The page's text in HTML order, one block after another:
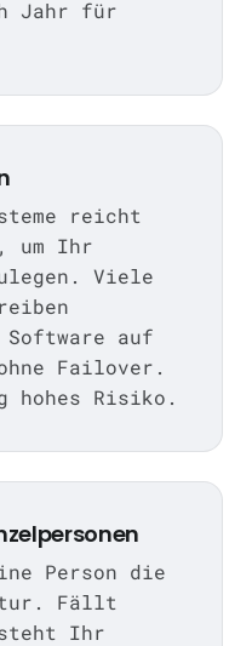
Jahr für
reicht
um Ihr
Viele
auf
Failover.
hohes Risiko.
Person die
Fällt
Ihr